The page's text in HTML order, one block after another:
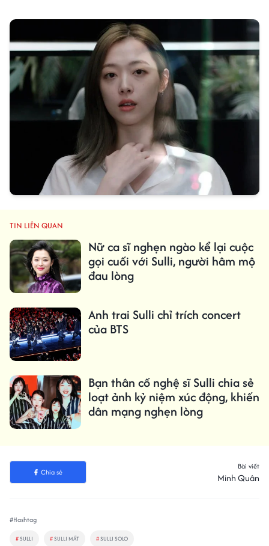
TIN LIÊN QUAN
Nữ ca sĩ nghẹn ngào kể lại cuộc
gọi cuối với Sulli, người hâm mộ
đau lòng
Anh trai Sulli chỉ trích concert
của BTS
Bạn thân cố nghệ sĩ Sulli chia sẻ
loạt ảnh kỷ niệm xúc động, khiến
dân mạng nghẹn lòng
Chia sẻ
Bài viết
Minh Quân
#Hashtag
#SULLI #SULLI MẤT #SULLI SOLO